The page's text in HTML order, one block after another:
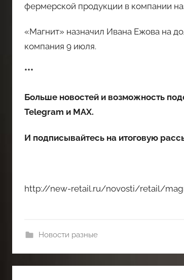
фермерской продукции в компании
«Магнит» назначил Ивана Ежова на
компания 9 июля.
***
Больше новостей и возможность
Telegram и MAX.
И подписывайтесь на итоговую
http://new-retail.ru/novosti/retail/
Новости разные